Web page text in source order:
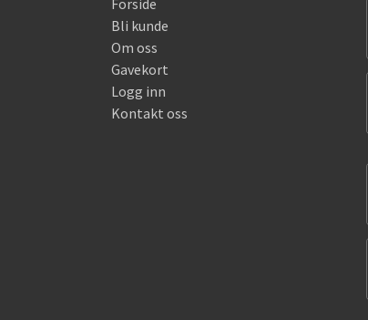
Forside
Bli kunde
Om oss
Gavekort
Logg inn
Kontakt oss